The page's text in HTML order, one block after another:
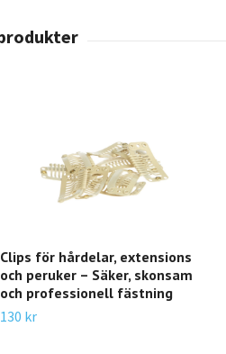
Clips för hårdelar, extensions
och peruker – Säker, skonsam
och professionell fästning
130 kr